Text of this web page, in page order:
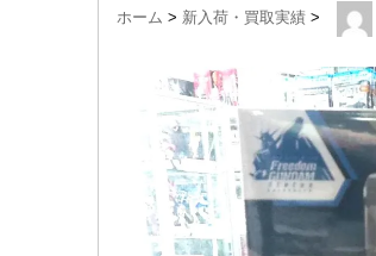
ホーム > 新入荷・買取実績 >